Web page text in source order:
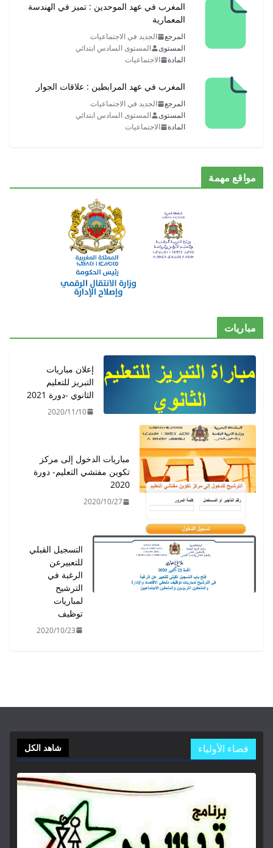
المغرب في عهد الموحدين : تميز في الهندسة
المعمارية
المرجع
الجديد في الاجتماعيات
المستوى
المستوى السادس ابتدائي
المادة
الاجتماعيات
المغرب في عهد المرابطين : علاقات الجوار
المرجع
الجديد في الاجتماعيات
المستوى
المستوى السادس ابتدائي
المادة
الاجتماعيات
مواقع مهمة
مباريات
إعلان مباريات
التبريز للتعليم
الثانوي -دورة 2021
2020/11/10
مباريات الدخول إلى مركز
تكوين مفتشي التعليم- دورة
2020
2020/10/27
التسجيل القبلي
للتعبيرعن
الرغبة في
الترشيح
لمباريات
توظيف
2020/10/23
فضاء الأولياء شاهد الكل